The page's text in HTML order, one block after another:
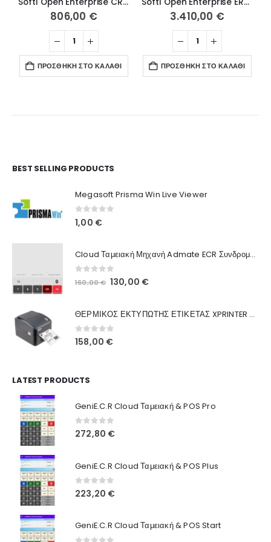
806,00 €
ΠΡΟΣΘΉΚΗ ΣΤΟ ΚΑΛΆΘΙ
3.410,00 €
ΠΡΟΣΘΉΚΗ ΣΤΟ ΚΑΛΆΘΙ
BEST SELLING PRODUCTS
Megasoft Prisma Win Live Viewer
0 out of 5
1,00 €
Cloud Ταμειακή Μηχανή Admate ECR Συνδρομή 12 μηνών
out of 5
160,00€ Original
160,00 €.
130,00 €Η
είναι:
ΘΕΡΜΙΚΟΣ ΕΚΤΥΠΩΤΗΣ ΕΤΙΚΕΤΑΣ XPRINTER XP-420B
0out of 5
158,00 €
LATEST PRODUCTS
GeniE.C.R Cloud Ταμειακή & POS Pro
0out of 5
272,80 €
GeniE.C.R Cloud Ταμειακή & POS Plus
0out of 5
223,20 €
GeniE.C.R Cloud Ταμειακή & POS Start
Ο Λογαριασμός μου
Στοιχεία λογαριασμού
Παραγγελίες
Πληροφορίες Καταστήματος
Ποιοι Είμαστε
Γιατί Εμάς
Blog
Όροι Χρήσης
Τρόποι Αγοράς
Τρόποι Πληρωμής
Τρόποι Αποστολής
Ασφάλεια Πληρωμών